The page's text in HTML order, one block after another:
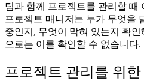
팀과 함께 프로젝트를 관리할 때
프로젝트 매니저는 누가 무엇을
중인지, 무엇이 막혀 있는지 확인
으로는 이를 확인할 수 없습니다.
프로젝트 관리를 위한